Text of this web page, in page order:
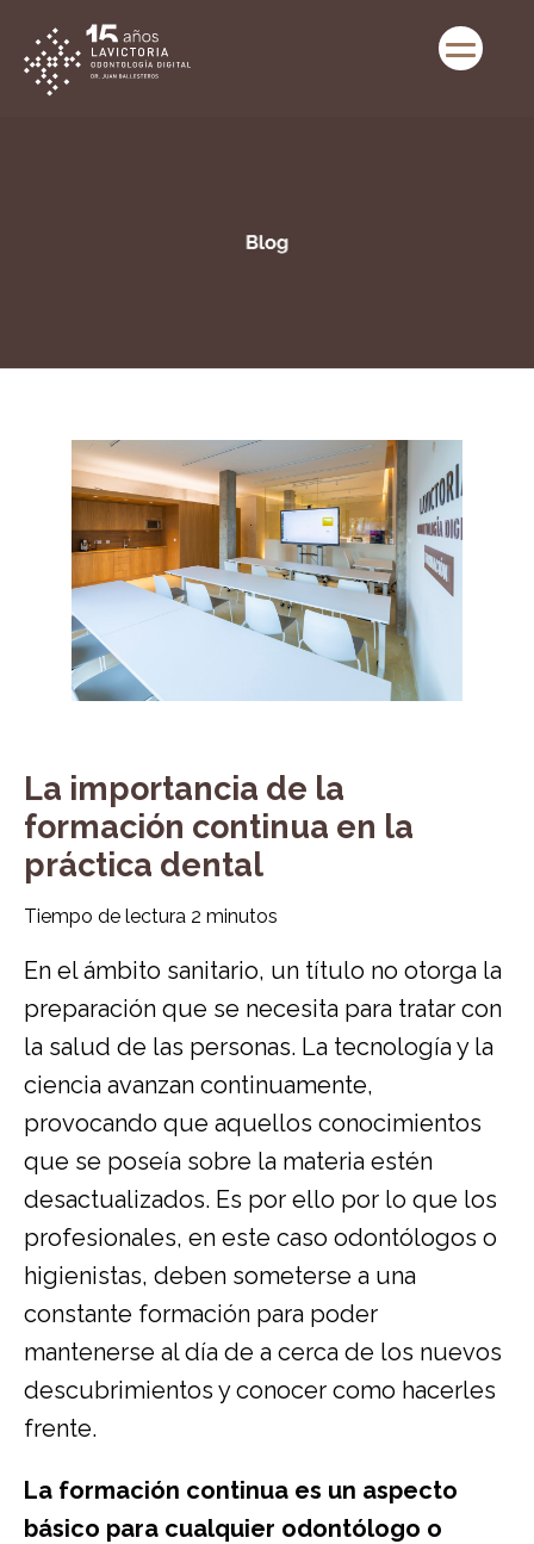
La importancia de la
formación continua en la
práctica dental
Tiempo de lectura 2 minutos
En el ámbito sanitario, un título no otorga la
preparación que se necesita para tratar con
la salud de las personas. La tecnología y la
ciencia avanzan continuamente,
provocando que aquellos conocimientos
que se poseía sobre la materia estén
desactualizados. Es por ello por lo que los
profesionales, en este caso odontólogos o
higienistas, deben someterse a una
constante formación para poder
mantenerse al día de a cerca de los nuevos
descubrimientos y conocer como hacerles
frente.
La formación continua es un aspecto
básico para cualquier odontólogo o